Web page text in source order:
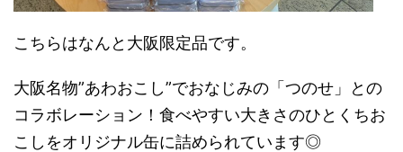
こちらはなんと大阪限定品です。
大阪名物”あわおこし”でおなじみの「つのせ」との
コラボレーション！食べやすい大きさのひとくちお
こしをオリジナル缶に詰められています◎